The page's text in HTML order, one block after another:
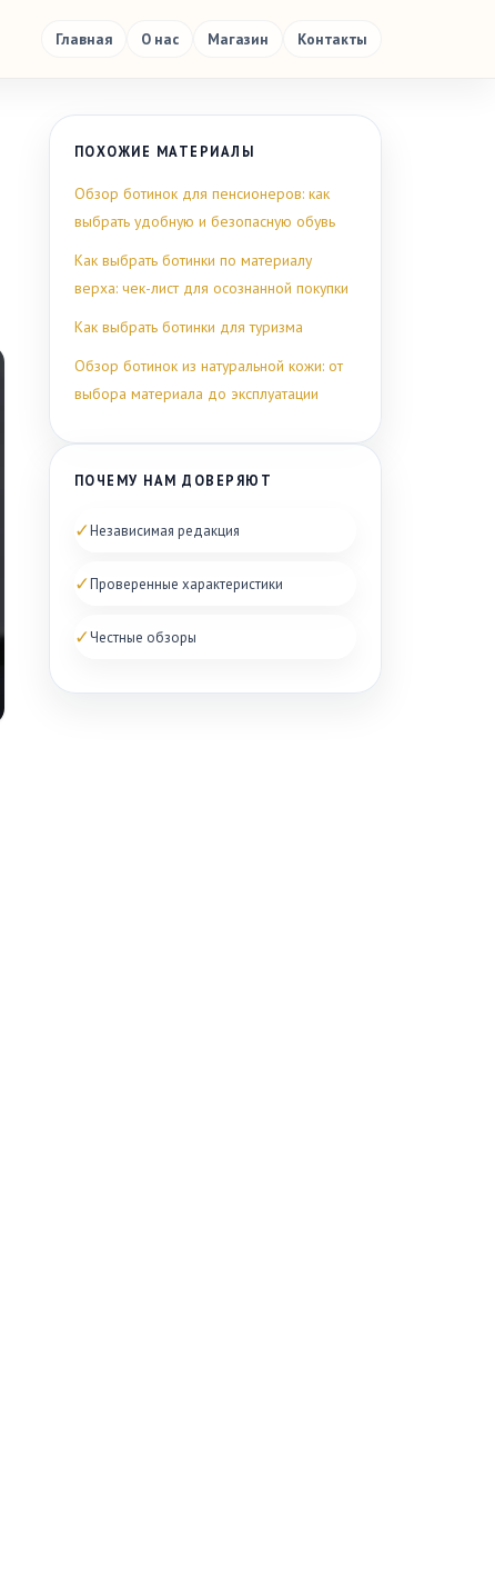
Главная О нас Магазин Контакты
ПОХОЖИЕ МАТЕРИАЛЫ
Обзор ботинок для пенсионеров: как
выбрать удобную и безопасную обувь
Как выбрать ботинки по материалу
верха: чек-лист для осознанной покупки
Как выбрать ботинки для туризма
Обзор ботинок из натуральной кожи: от
выбора материала до эксплуатации
ПОЧЕМУ НАМ ДОВЕРЯЮТ
✓Независимая редакция
✓Проверенные характеристики
✓Честные обзоры